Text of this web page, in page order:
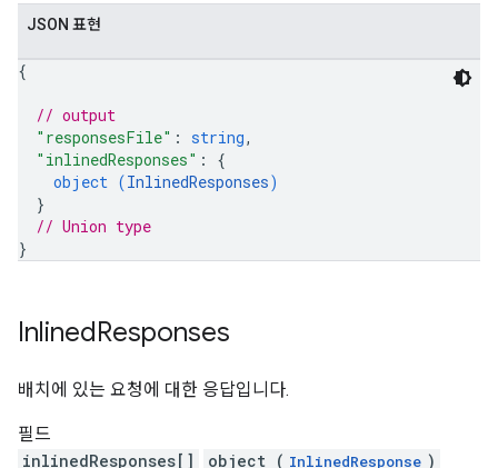
JSON 표현
{
// output
"responsesFile" : string,
"inlinedResponses" : {
object (InlinedResponses)
}
// Union type
}
InlinedResponses
배치에 있는 요청에 대한 응답입니다.
필드
inlinedResponses[]
object ( InlinedResponse )